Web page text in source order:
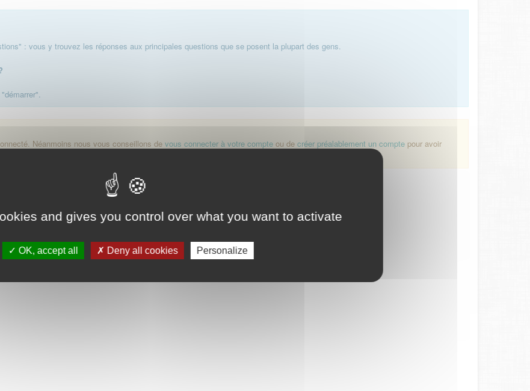
and gives you control over what you want to activate
OK, accept all Deny all cookies Personalize
: vous y trouvez les réponses aux principales questions que se posent la plupart des gens.
Néanmoins nous vous conseillons de vous connecter à votre compte ou de créer préalablement un compte pour avoir
Démarrer